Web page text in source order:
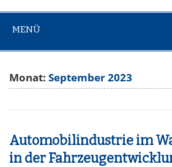
MENÜ
Monat:September 2023
Automobilindustrie im
in der